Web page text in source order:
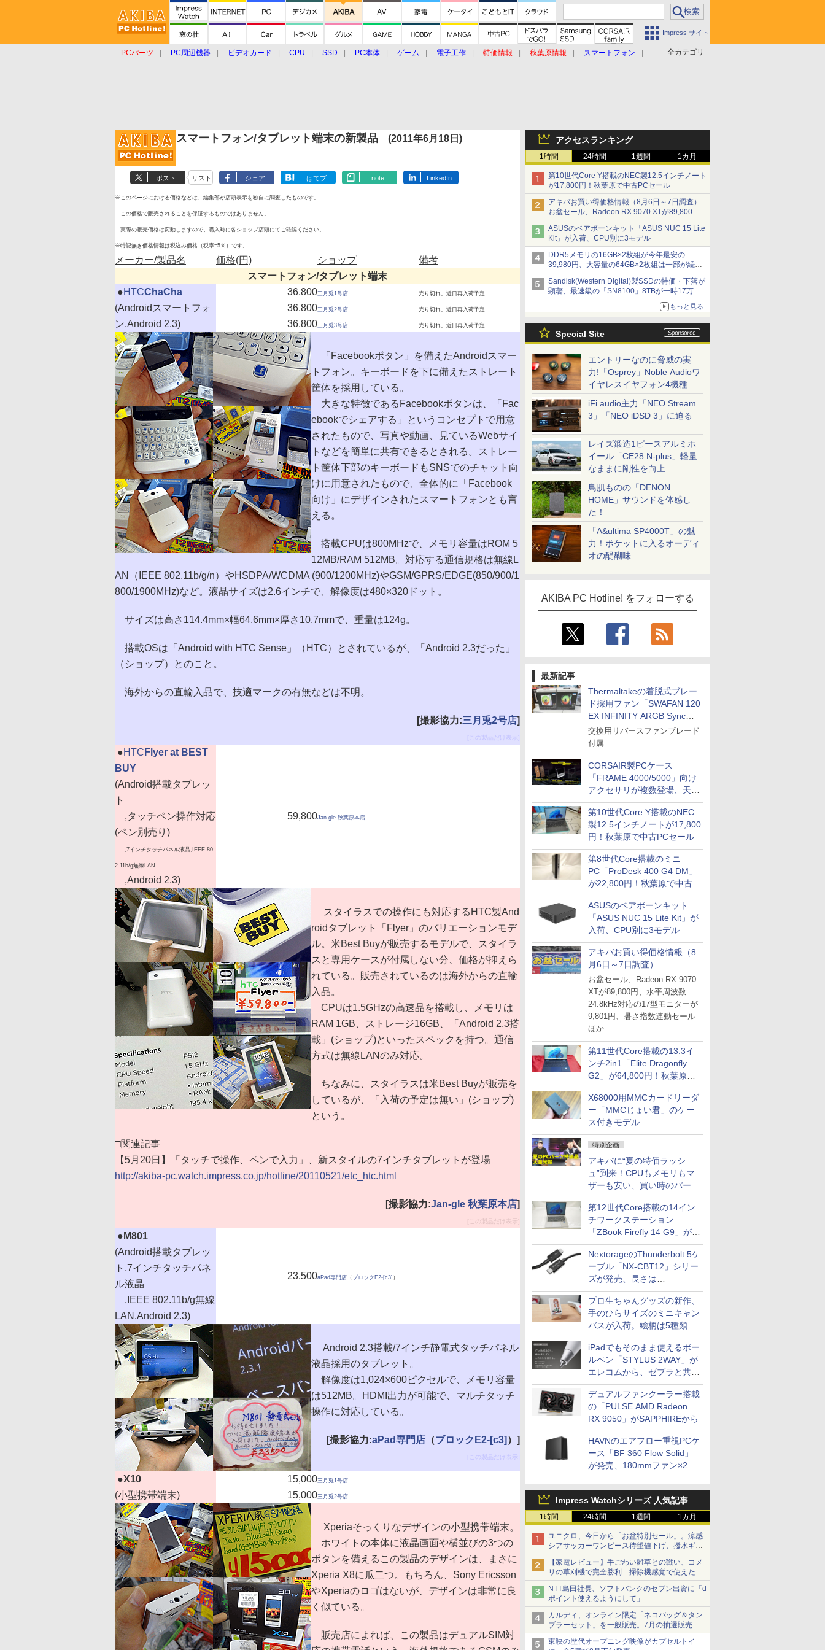
Impress サイト
全カテゴリ
PCパーツ PC周辺機器 ビデオカード CPU SSD PC本体 ゲーム 電子工作 特価情報 秋葉原情報
スマートフォン
アクセスランキング
1時間 24時間 1週間 1カ月
第10世代Core Y搭載のNEC製12.5インチノート
が17,800円！秋葉原で中古PCセール
アキバお買い得価格情報（8月6日～7日調査）
お盆セール、Radeon RX 9070 XTが89,800
円、水平周波数24.8kHz対応の17型モニターが
9,801円、暑さ指数連動セール ほか
ASUSのベアボーンキット「ASUS NUC 15 Lite
Kit」が入荷、CPU別に3モデル
DDR5メモリの16GB×2枚組が今年最安の
39,980円、大容量の64GB×2枚組は一部が続騰
[8月前半のメモリ価格]
Sandisk(Western Digital)製SSDの特価・下落が
顕著、最速級の「SN8100」8TBが一時17万円
もっと見る
Special Site
エントリーなのに脅威の実
力!「Osprey」Noble Audioワ
イヤレスイヤフォン4機種を
一気に聴く
iFi audio主力「NEO Stream
3」「NEO iDSD 3」に迫る
レイズ鍛造1ピースアルミホ
イール「CE28 N-plus」軽量
なままに剛性を向上
鳥肌ものの「DENON
HOME」サウンドを体感し
た！
「A&ultima SP4000T」の魅
力！ポケットに入るオーディ
オの醍醐味
AKIBA PC Hotline! をフォローする
最新記事
Thermaltakeの着脱式ブレー
ド採用ファン「SWAFAN 120
EX INFINITY ARGB Sync」
に単品パッケージ
交換用リバースファンブレード
付属
CORSAIR製PCケース
「FRAME 4000/5000」向け
アクセサリが複数登場、天然
木製パネルや背面コネクタ対
応トレイなど
第10世代Core Y搭載のNEC
製12.5インチノートが17,800
円！秋葉原で中古PCセール
第8世代Core搭載のミニ
PC「ProDesk 400 G4 DM」
が22,800円！秋葉原で中古
PCセール
ASUSのベアボーンキット
「ASUS NUC 15 Lite Kit」が
入荷、CPU別に3モデル
アキバお買い得価格情報（8
月6日～7日調査）
お盆セール、Radeon RX 9070
XTが89,800円、水平周波数
24.8kHz対応の17型モニターが
9,801円、暑さ指数連動セール
ほか
第11世代Core搭載の13.3イ
ンチ2in1「Elite Dragonfly
G2」が64,800円！秋葉原で
中古PCセール
X68000用MMCカードリーダ
ー「MMCじょい君」のケー
ス付きモデル
特別企画
アキバに“夏の特価ラッシ
ュ”到来！CPUもメモリもマ
ザーも安い、買い時のパーツ
は？【8月7日(金)22時配信】
第12世代Core搭載の14イン
チワークステーション
「ZBook Firefly 14 G9」が
79,800円！秋葉原で中古PC
セール
NextorageのThunderbolt 5ケ
ーブル「NX-CBT12」シリー
ズが発売、長さは
30cm/50cm/1mの3種類
プロ生ちゃんグッズの新作、
手のひらサイズのミニキャン
バスが入荷。絵柄は5種類
iPadでもそのまま使えるボー
ルペン「STYLUS 2WAY」が
エレコムから、ゼブラと共同
開発
デュアルファンクーラー搭載
の「PULSE AMD Radeon
RX 9050」がSAPPHIREから
HAVNのエアフロー重視PCケ
ース「BF 360 Flow Solid」
が発売、180mmファン×2搭
Impress Watchシリーズ 人気記事
1時間 24時間 1週間 1カ月
ユニクロ、今日から「お盆特別セール」。涼感
シアサッカーワンピース待望値下げ、撥水ギア
ショーツは1990円に
【家電レビュー】手ごわい雑草との戦い、コメ
リの草刈機で完全勝利 掃除機感覚で使えた
NTT島田社長、ソフトバンクのセブン出資に「d
ポイント使えるようにして」
カルディ、オンライン限定「ネコバッグ＆タン
ブラーセット」を一般販売。7月の抽選販売の
当選無効分
東映の歴代オープニング映像がカプセルトイ
スマートフォン/タブレット端末の新製品 (2011年6月18日)
ポスト リスト シェア はてブ note LinkedIn
※このページにおける価格などは、編集部が店頭表示を独自に調査したものです。
この価格で販売されることを保証するものではありません。
実際の販売価格は変動しますので、購入時に各ショップ店頭にてご確認ください。
※特記無き価格情報は税込み価格（税率=5％）です。
メーカー/製品名 価格(円) ショップ
備考
スマートフォン/タブレット端末
●HTCChaCha
(Androidスマートフォ
ン,Android 2.3)
36,800三月兎1号店 売り切れ。近日再入荷予定
36,800三月兎2号店 売り切れ。近日再入荷予定
36,800三月兎3号店 売り切れ。近日再入荷予定
「Facebookボタン」を備えたAndroidスマー
トフォン。キーボードを下に備えたストレート
筐体を採用している。
大きな特徴であるFacebookボタンは、「Fac
ebookでシェアする」というコンセプトで用意
されたもので、写真や動画、見ているWebサイ
トなどを簡単に共有できるとされる。ストレー
ト筐体下部のキーボードもSNSでのチャット向
けに用意されたもので、全体的に「Facebook
向け」にデザインされたスマートフォンとも言
える。
搭載CPUは800MHzで、メモリ容量はROM 5
12MB/RAM 512MB。対応する通信規格は無線L
AN（IEEE 802.11b/g/n）やHSDPA/WCDMA (900/1200MHz)やGSM/GPRS/EDGE(850/900/1
800/1900MHz)など。液晶サイズは2.6インチで、解像度は480×320ドット。
サイズは高さ114.4mm×幅64.6mm×厚さ10.7mmで、重量は124g。
搭載OSは「Android with HTC Sense」（HTC）とされているが、「Android 2.3だった」
（ショップ）とのこと。
海外からの直輸入品で、技適マークの有無などは不明。
[撮影協力:三月兎2号店]
[この製品だけ表示]
●HTC Flyer at BEST
BUY
(Android搭載タブレッ
ト
,タッチペン操作対応
(ペン別売り)
,7インチタッチパネル液晶,IEEE 80
2.11b/g無線LAN
,Android 2.3)
59,800Jan-gle 秋葉原本店
スタイラスでの操作にも対応するHTC製And
roidタブレット「Flyer」のバリエーションモデ
ル。米Best Buyが販売するモデルで、スタイラ
スと専用ケースが付属しない分、価格が抑えら
れている。販売されているのは海外からの直輸
入品。
CPUは1.5GHzの高速品を搭載し、メモリは
RAM 1GB、ストレージ16GB、「Android 2.3搭
載」(ショップ)といったスペックを持つ。通信
方式は無線LANのみ対応。
ちなみに、スタイラスは米Best Buyが販売を
しているが、「入荷の予定は無い」(ショップ)
という。
□関連記事
【5月20日】「タッチで操作、ペンで入力」、新スタイルの7インチタブレットが登場
http://akiba-pc.watch.impress.co.jp/hotline/20110521/etc_htc.html
[撮影協力:Jan-gle 秋葉原本店]
[この製品だけ表示]
● M801
(Android搭載タブレッ
ト,7インチタッチパネ
ル液晶
,IEEE 802.11b/g無線
LAN,Android 2.3)
23,500aPad専門店 （ ブロックE2-[c3] ）
Android 2.3搭載/7インチ静電式タッチパネル
液晶採用のタブレット。
解像度は1,024×600ピクセルで、メモリ容量
は512MB。HDMI出力が可能で、マルチタッチ
操作に対応している。
[撮影協力:aPad専門店 （ブロックE2-[c3] ）]
[この製品だけ表示]
●X10
(小型携帯端末)
15,000三月兎1号店
15,000三月兎2号店
Xperiaそっくりなデザインの小型携帯端末。
ホワイトの本体に液晶画面や横並びの3つの
ボタンを備えるこの製品のデザインは、まさに
Xperia X8に瓜二つ。もちろん、Sony Ericsson
やXperiaのロゴはないが、デザインは非常に良
く似ている。
販売店によれば、この製品はデュアルSIM対